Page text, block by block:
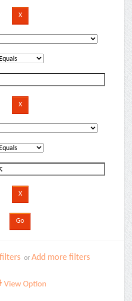
or Add more filters
View Option